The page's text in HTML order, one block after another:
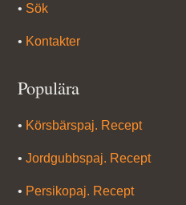
• Sök
• Kontakter
Populära
• Körsbärspaj. Recept
•Jordgubbspaj. Recept
• Persikopaj. Recept